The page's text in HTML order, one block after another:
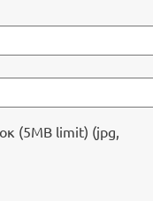
(5MB limit) (jpg,